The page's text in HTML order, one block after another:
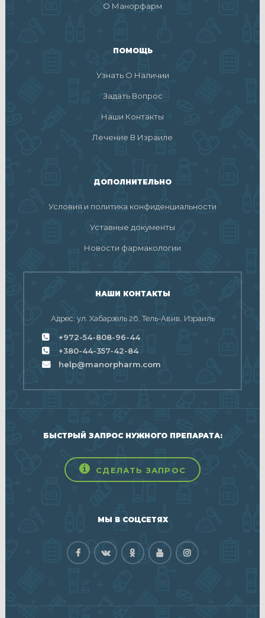
О Манорфарм
ПОМОЩЬ
Узнать О Наличии
Задать Вопрос
Наши Контакты
Лечение В Израиле
ДОПОЛНИТЕЛЬНО
Условия и политика конфиденциальности
Уставные документы
Новости фармакологии
НАШИ КОНТАКТЫ
Адрес: ул. Хабарзель 26, Тель-Авив, Израиль
+972-54-808-96-44
+380-44-357-42-84
help@manorpharm.com
БЫСТРЫЙ ЗАПРОС НУЖНОГО ПРЕПАРАТА:
СДЕЛАТЬ ЗАПРОС
МЫ В СОЦСЕТЯХ